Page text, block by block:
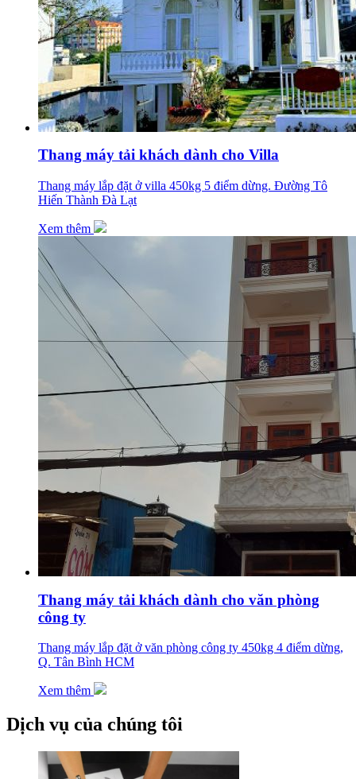
Thang máy tải khách dành cho Villa
Thang máy lắp đặt ở villa 450kg 5 điểm dừng. Đường Tô
Hiến Thành Đà Lạt
Xem thêm
Thang máy tải khách dành cho văn phòng
công ty
Thang máy lắp đặt ở văn phòng công ty 450kg 4 điểm dừng,
Q. Tân Bình HCM
Xem thêm
Dịch vụ của chúng tôi